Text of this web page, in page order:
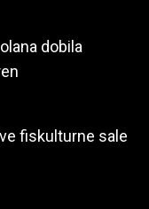
dobila
fiskulturne sale